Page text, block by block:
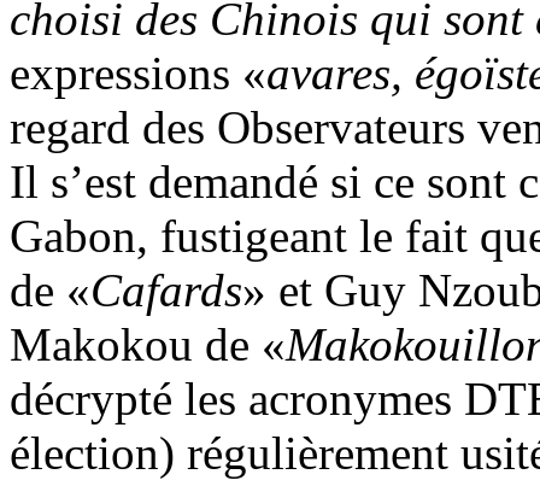
choisi des Chinois qui sont
expressions «avares,
regard des Observateurs
Il s’est demandé si ce
Gabon, fustigeant le fait
de «Cafards» et Guy
Makokou de «
décrypté les acronymes
élection) régulièrement